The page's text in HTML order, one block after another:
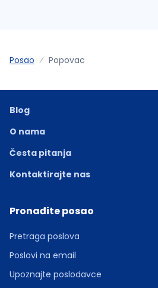
Posao Popovac
Blog
O nama
Česta pitanja
Kontaktirajte nas
Pronađite posao
Pretraga poslova
Poslovi na email
Upoznajte poslodavce